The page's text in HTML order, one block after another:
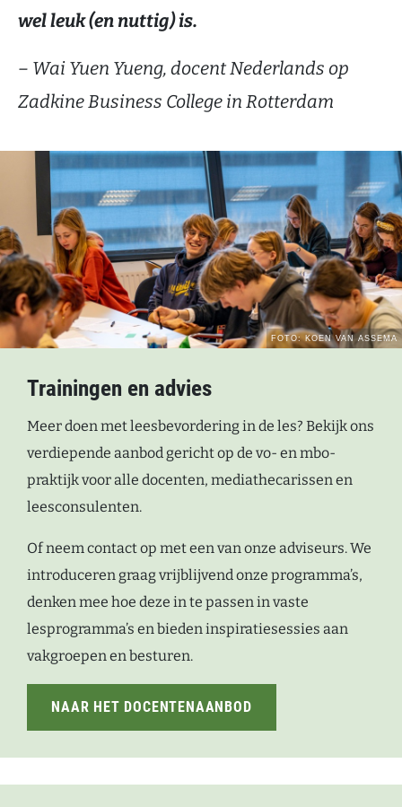
wel leuk (en nuttig) is.
– Wai Yuen Yueng, docent Nederlands op
Zadkine Business College in Rotterdam
Trainingen en advies
Meer doen met leesbevordering in de les? Bekijk ons
verdiepende aanbod gericht op de vo- en mbo-
praktijk voor alle docenten, mediathecarissen en
leesconsulenten.
Of neem contact op met een van onze adviseurs. We
introduceren graag vrijblijvend onze programma’s,
denken mee hoe deze in te passen in vaste
lesprogramma’s en bieden inspiratiesessies aan
vakgroepen en besturen.
NAAR HET DOCENTENAANBOD